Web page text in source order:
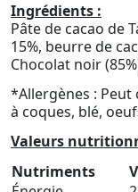
Ingrédients :
Pâte de cacao de
15%, beurre de
Chocolat noir
*Allergènes :
à coques, blé,
Valeurs
Nutriments